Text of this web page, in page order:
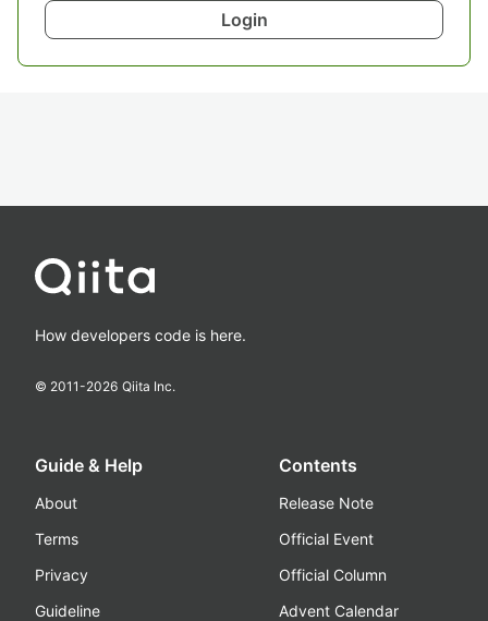
Login
How developers code is here.
© 2011-2026 Qiita Inc.
Guide & Help
About
Terms
Privacy
Guideline
Contents
Release Note
Official Event
Official Column
Advent Calendar